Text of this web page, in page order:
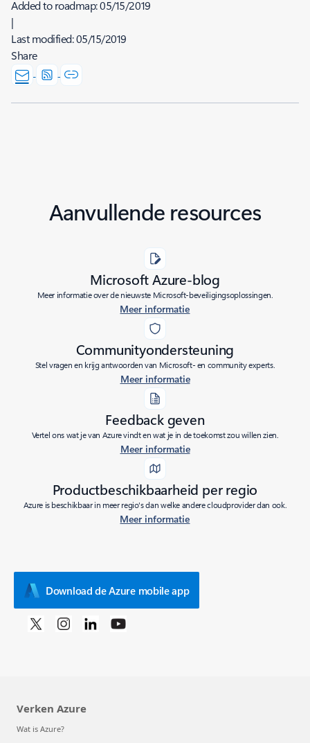
Added to roadmap:05/15/2019
|
Last modified:05/15/2019
Share
Aanvullende resources
Microsoft Azure-blog
Meer informatie over de nieuwste Microsoft-beveiligingsoplossingen.
Meer informatie
Communityondersteuning
Stel vragen en krijg antwoorden van Microsoft- en community experts.
Meer informatie
Feedback geven
Vertel ons wat je van Azure vindt en wat je in de toekomst zou willen zien.
Meer informatie
Productbeschikbaarheid per regio
Azure is beschikbaar in meer regio's dan welke andere cloudprovider dan ook.
Meer informatie
Download de Azure mobile app
Verken Azure
Wat is Azure?